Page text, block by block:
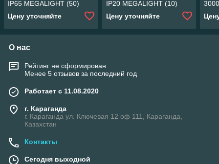
IP65 MEGALIGHT (50)
Цену уточняйте
IP20 MEGALIGHT (10)
Цену уточняйте
О нас
Рейтинг не сформирован
Менее 5 отзывов за последний год
Работает с 11.08.2020
г. Караганда
г. Караганда ул. Ключевая 12 оф 111, Караганда,
Казахстан
Контакты
Сегодня выходной